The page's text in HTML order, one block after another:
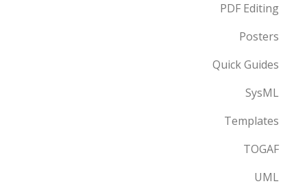
PDF Editing
Posters
Quick Guides
SysML
Templates
TOGAF
UML